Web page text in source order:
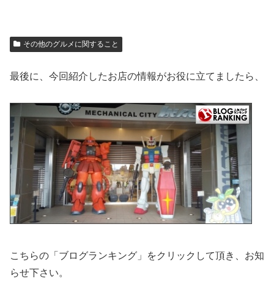
その他のグルメに関すること
最後に、今回紹介したお店の情報がお役に立てましたら、
こちらの「ブログランキング」をクリックして頂き、お知
らせ下さい。